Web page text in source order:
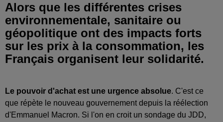
Alors que les différentes crises
environnementale, sanitaire ou
géopolitique ont des impacts forts
sur les prix à la consommation, les
Français organisent leur solidarité.
Le pouvoir d'achat est une urgence absolue. C'est ce
que répète le nouveau gouvernement depuis la réélection
d'Emmanuel Macron. Si l'on en croit un sondage du JDD,